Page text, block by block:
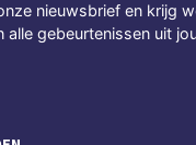
nieuwsbrief en krijg
alle gebeurtenissen uit